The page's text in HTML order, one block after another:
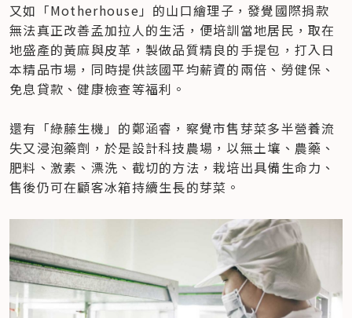
又如「Motherhouse」的山口繪理子，發覺國際捐款
無法真正改善孟加拉人的生活，便培訓當地居民，取在
地盛產的黃麻與皮革，製做品質精良的手提包，打入日
本精品市場，同時提供該國平均薪資的兩倍、勞健保、
免息貸款、健康檢查等福利。
還有「綠藤生機」的鄭涵睿，察覺市售芽菜多半營養流
失又浸泡藥劑，於是設計科技農場，以無土壤、農藥、
肥料、激素、漂洗、截切的方法，栽培出具備生命力、
售後仍可在顧客冰箱持續生長的芽菜。